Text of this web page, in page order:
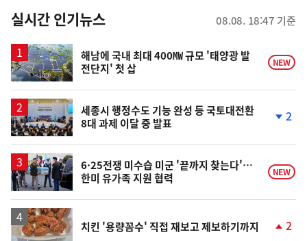
뉴
스
실시간 인기뉴스 08.08. 18:47 기준
해남에 국내 최대 400㎿ 규모 '태양광 발
전단지' 첫 삽
NEW
세종시 행정수도 기능 완성 등 국토대전환
8대 과제 이달 중 발표
하
락
2
6·25전쟁 미수습 미군 '끝까지 찾는다'…
한미 유가족 지원 협력
NEW
치킨 '용량꼼수' 직접 재보고 제보하기까지 2